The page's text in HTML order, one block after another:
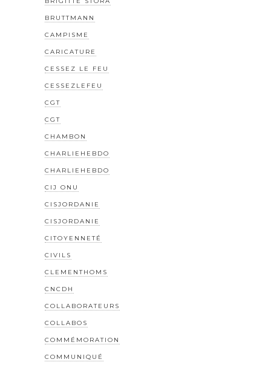
BRUTTMANN
CAMPISME
CARICATURE
CESSEZ LE FEU
CESSEZLEFEU
CGT
CGT
CHAMBON
CHARLIEHEBDO
CHARLIEHEBDO
CIJ ONU
CISJORDANIE
CISJORDANIE
CITOYENNETÉ
CIVILS
CLEMENTHOMS
CNCDH
COLLABORATEURS
COLLABOS
COMMÉMORATION
COMMUNIQUÉ